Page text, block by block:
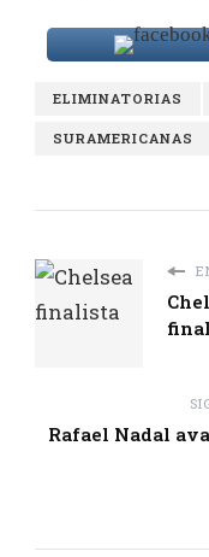
ELIMINATORIAS
SURAMERICANAS
Rafael Nadal